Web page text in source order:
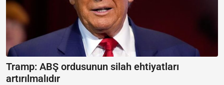
Tramp: ABŞ ordusunun silah ehtiyatları
artırılmalıdır